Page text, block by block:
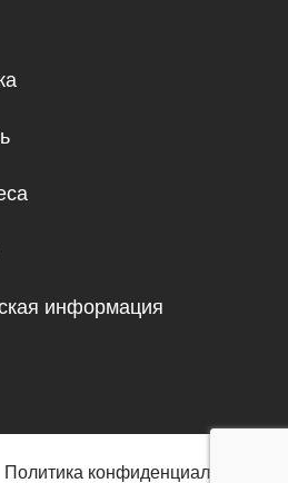
информация
Политика конфиденциальности